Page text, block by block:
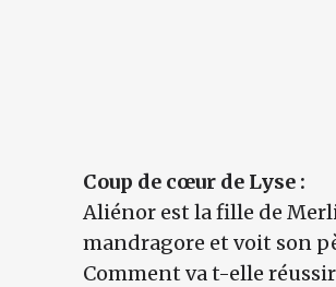
Coup de cœur de Lyse :
Aliénor est la fille de
mandragore et voit son
Comment va t-elle